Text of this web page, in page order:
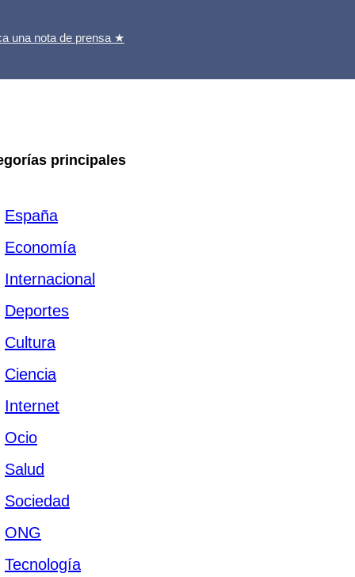
una nota de prensa ★
principales
España
Economía
Internacional
Deportes
Cultura
Ciencia
Internet
Ocio
Salud
Sociedad
ONG
Tecnología